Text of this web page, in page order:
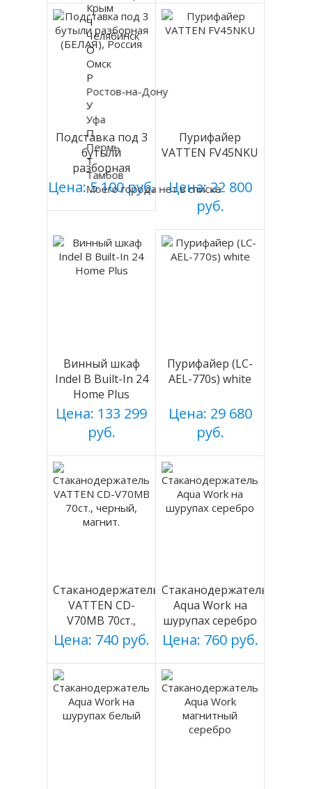
Подставка под 3
бутыли
разборная
(БЕЛАЯ), Россия
Цена: 5 100 руб.
Пурифайер
VATTEN FV45NKU
Цена: 22 800
руб.
Винный шкаф
Indel B Built-In 24
Home Plus
Цена: 133 299
руб.
Пурифайер (LC-
AEL-770s) white
Цена: 29 680
руб.
Стаканодержатель
VATTEN CD-
V70MB 70ст.,
черный, магнит.
Цена: 740 руб.
Стаканодержатель
Aqua Work на
шурупах серебро
Цена: 760 руб.
Крым
Ч
Челябинск
О
Омск
Р
Ростов-на-Дону
У
Уфа
П
Пермь
Т
Тамбов
Моего города нет в списке